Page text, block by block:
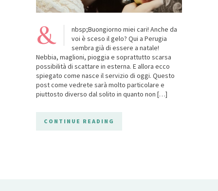
&
nbsp;Buongiorno miei cari! Anche da
voi è sceso il gelo? Qui a Perugia
sembra già di essere a natale!
Nebbia, maglioni, pioggia e soprattutto scarsa
possibilità di scattare in esterna. E allora ecco
spiegato come nasce il servizio di oggi. Questo
post come vedrete sarà molto particolare e
piuttosto diverso dal solito in quanto non […]
CONTINUE READING